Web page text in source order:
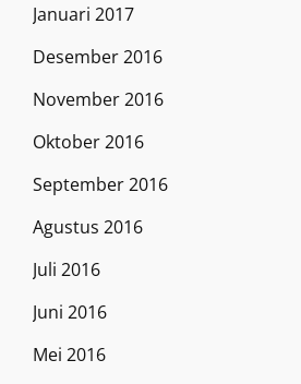
Januari 2017
Desember 2016
November 2016
Oktober 2016
September 2016
Agustus 2016
Juli 2016
Juni 2016
Mei 2016